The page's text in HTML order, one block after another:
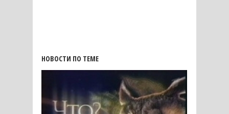
НОВОСТИ ПО ТЕМЕ